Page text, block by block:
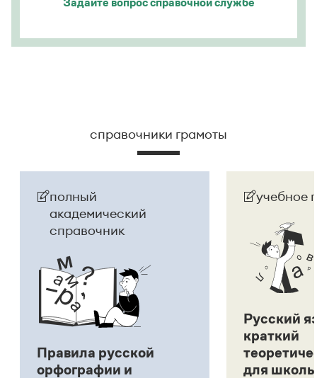
Страница ответаЗадайте вопроссправочной службе
справочники грамоты
полный
академический
справочник
Правила русской
орфографии и
учебное
Русский
краткий
для